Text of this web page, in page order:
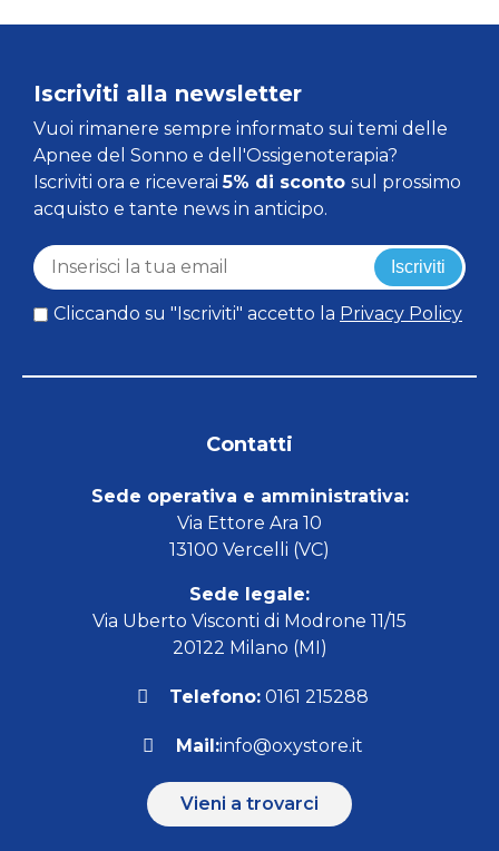
Iscriviti alla newsletter
Vuoi rimanere sempre informato sui temi delle
Apnee del Sonno e dell'Ossigenoterapia?
Iscriviti ora e riceverai5% di sconto sul prossimo
acquisto e tante news in anticipo.
Iscriviti
Cliccando su "Iscriviti" accetto la Privacy Policy
Contatti
Sede operativa e amministrativa:
Via Ettore Ara 10
13100 Vercelli (VC)
Sede legale:
Via Uberto Visconti di Modrone 11/15
20122 Milano (MI)
Telefono: 0161 215288
Mail:info@oxystore.it
Vieni a trovarci